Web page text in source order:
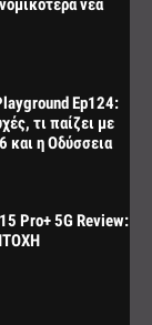
νέα
Ep124:
τι παίζει με
και η Οδύσσεια
Pro+ 5G Review: